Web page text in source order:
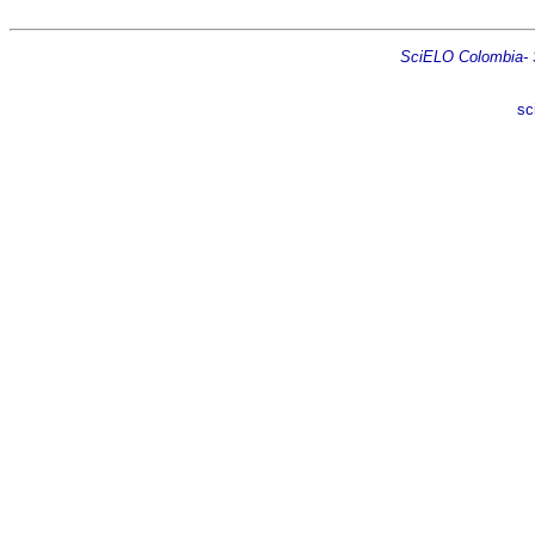
SciELO Colombia-